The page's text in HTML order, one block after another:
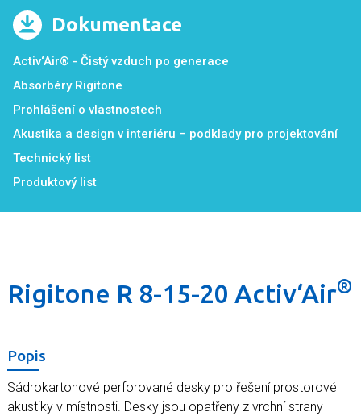
Dokumentace
Activ‘Air® - Čistý vzduch po generace
Absorbéry Rigitone
Prohlášení o vlastnostech
Akustika a design v interiéru – podklady pro projektování
Technický list
Produktový list
Rigitone R 8-15-20 Activ‘Air®
Popis
Sádrokartonové perforované desky pro řešení prostorové
akustiky v místnosti. Desky jsou opatřeny z vrchní strany